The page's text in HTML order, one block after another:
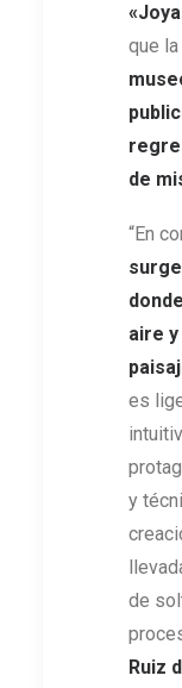
que la
de
“En
aire
es
y
de
Ruiz